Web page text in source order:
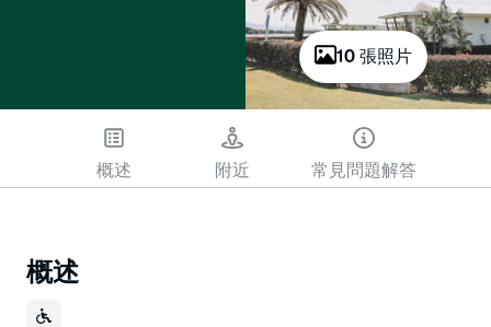
10 張照片
概述 附近 常見問題解答
概述